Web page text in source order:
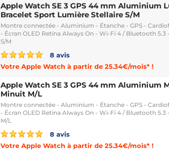
Apple Watch SE 3 GPS 44 mm Aluminium
Bracelet Sport Lumière Stellaire S/M
Montre connectée - Aluminium - Étanche - GPS -
- Écran OLED Retina Always On - Wi-Fi 4 / Bluetooth 5.3
S/M
8 avis
Votre Apple Watch à partir de 25.34€/mois* !
Apple Watch SE 3 GPS 44 mm Aluminium
Minuit M/L
Montre connectée - Aluminium - Étanche - GPS -
- Écran OLED Retina Always On - Wi-Fi 4 / Bluetooth 5.3
M/L
8 avis
Votre Apple Watch à partir de 25.34€/mois* !